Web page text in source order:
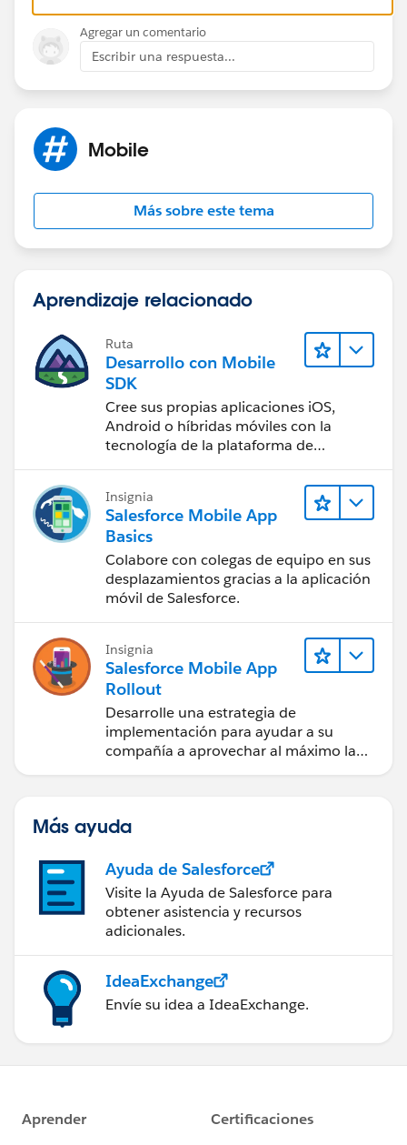
Agregar un comentario
Escribir una respuesta...
Mobile
Más sobre este tema
Aprendizaje relacionado
Ruta
Desarrollo con Mobile
SDK
Cree sus propias aplicaciones iOS,
Android o híbridas móviles con la
tecnología de la plataforma de
Insignia
Salesforce Mobile App
Basics
Colabore con colegas de equipo en sus
desplazamientos gracias a la aplicación
móvil de Salesforce.
Insignia
Salesforce Mobile App
Rollout
Desarrolle una estrategia de
implementación para ayudar a su
compañía a aprovechar al máximo la
Más ayuda
Ayuda de Salesforce
Visite la Ayuda de Salesforce para
obtener asistencia y recursos
adicionales.
IdeaExchange
Envíe su idea a IdeaExchange.